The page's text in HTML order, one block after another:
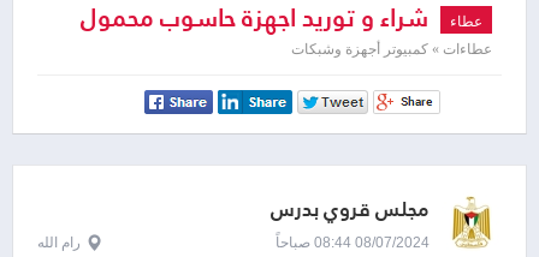
عطاء شراء و توريد اجهزة حاسوب محمول
(Laptops)
عطاءات » كمبيوتر أجهزة وشبكات
مجلس قروي بدرس
08/07/2024 08:44 صباحاً رام الله